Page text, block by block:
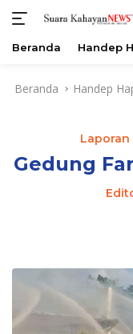
Beranda Handep
Beranda Handep
Laporan
Gedung